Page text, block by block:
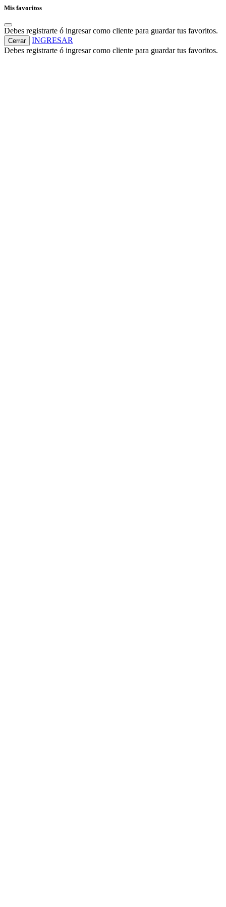
Mis favoritos
Debes registrarte ó ingresar como cliente para guardar tus favoritos.
Cerrar
INGRESAR
Debes registrarte ó ingresar como cliente para guardar tus favoritos.